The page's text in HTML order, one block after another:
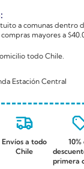
a comunas dentro
mayores a
todo Chile.
Estación Central
Envíos a todo
Chile
10%
primera